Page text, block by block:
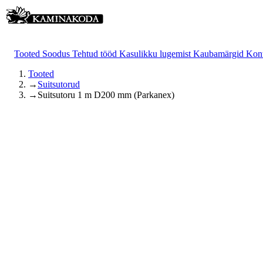
Tooted Soodus Tehtud tööd Kasulikku lugemist Kaubamärgid
Tooted
→ Suitsutorud
→ Suitsutoru 1 m D200 mm (Parkanex)